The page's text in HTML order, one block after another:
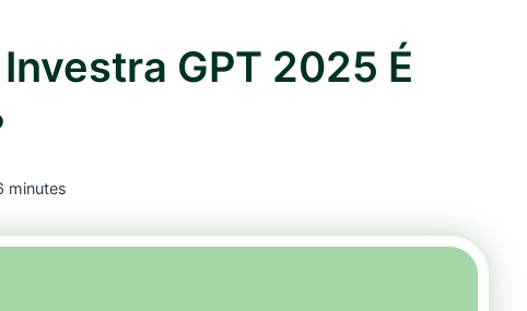
GPT 2025 É
minutes